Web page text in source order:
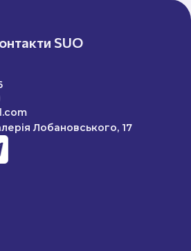
SUO
Лобановського, 17